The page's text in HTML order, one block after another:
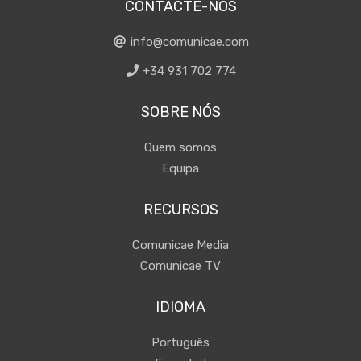
CONTACTE-NOS
info@comunicae.com
+34 931 702 774
SOBRE NÓS
Quem somos
Equipa
RECURSOS
Comunicae Media
Comunicae TV
IDIOMA
Português